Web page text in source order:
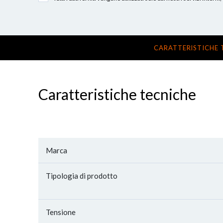
CARATTERISTICHE
Caratteristiche tecniche
Marca
Tipologia di prodotto
Tensione